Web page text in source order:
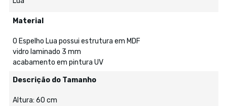
Material
O Espelho Lua possui estrutura em MDF
vidro laminado 3 mm
acabamento em pintura UV
Descrição do Tamanho
Altura: 60 cm